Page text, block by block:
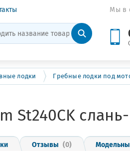
Мы в
лодки Гребные лодки под
St240CK
Отзывы (0)